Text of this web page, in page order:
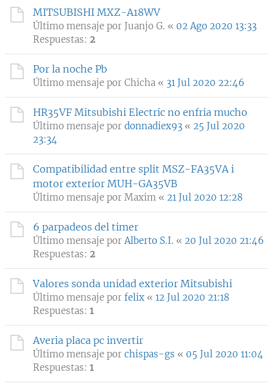
MITSUBISHI MXZ-A18WV
Último mensaje por Juanjo G. « 02 Ago 2020 13:33
Respuestas: 2
Por la noche Pb
Último mensaje por Chicha « 31 Jul 2020 22:46
HR35VF Mitsubishi Electric no enfria mucho
Último mensaje por donnadiex93 « 25 Jul 2020
23:34
Compatibilidad entre split MSZ-FA35VA i
motor exterior MUH-GA35VB
Último mensaje por Maxim « 21 Jul 2020 12:28
6 parpadeos del timer
Último mensaje porAlberto S.I. « 20 Jul 2020 21:46
Respuestas: 2
Valores sonda unidad exterior Mitsubishi
Último mensaje por felix « 12 Jul 2020 21:18
Respuestas: 1
Averia placa pc invertir
Último mensaje por chispas-gs « 05 Jul 2020 11:04
Respuestas: 1